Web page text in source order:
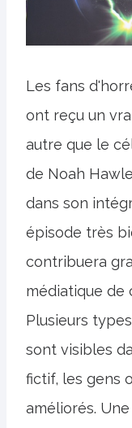
Les fans
ont reçu un
autre que le
de Noah
dans son
épisode très
contribuera
médiatique de
Plusieurs
sont visibles
fictif, les gens
améliorés.